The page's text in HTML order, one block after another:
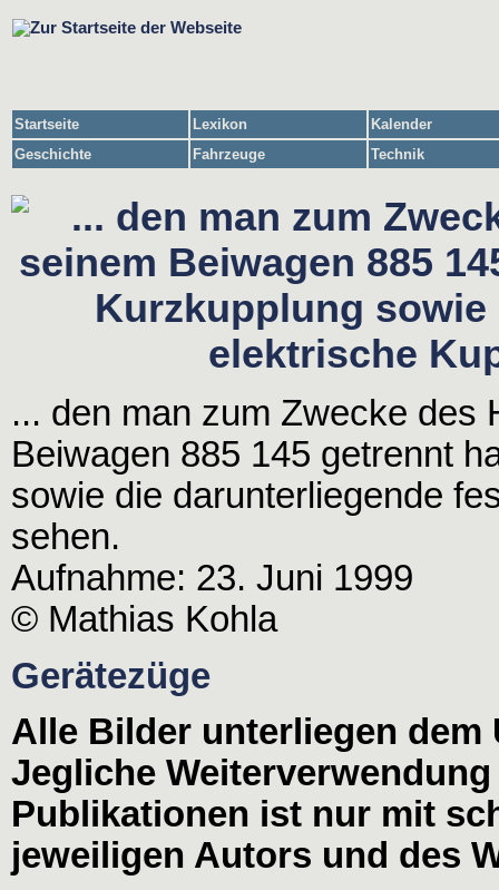
Startseite Lexikon
Kalender
Geschichte
Fahrzeuge Technik
... den man zum Zwecke des
Beiwagen 885 145 getrennt
sowie die darunterliegende
sehen.
Aufnahme: 23. Juni 1999
© Mathias Kohla
Gerätezüge
Alle Bilder unterliegen dem
Jegliche
Publikationen ist nur mit
jeweiligen Autors und des